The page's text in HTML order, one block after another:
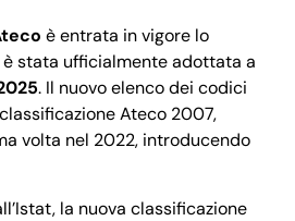
è entrata in vigore lo
è stata ufficialmente adottata a
. Il nuovo elenco dei codici
Ateco 2007,
volta nel 2022, introducendo
la nuova classificazione